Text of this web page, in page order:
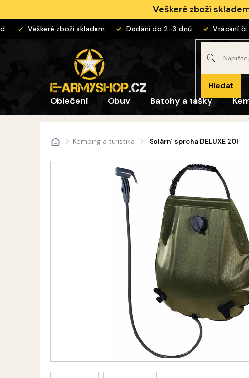
obsah
Veškeré zboží
Veškeré zboží skladem Dodání do 2-3 dnů Vrácení či
Hledat
Oblečení Obuv Batohy a tašky
DomůKemping a turistika Solární sprcha DELUXE 20l